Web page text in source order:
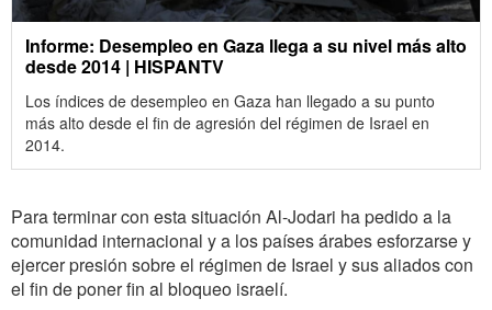
Informe: Desempleo en Gaza llega a su nivel más alto
desde 2014 | HISPANTV
Los índices de desempleo en Gaza han llegado a su punto
más alto desde el fin de agresión del régimen de Israel en
2014.
Para terminar con esta situación Al-Jodari ha pedido a la
comunidad internacional y a los países árabes esforzarse y
ejercer presión sobre el régimen de Israel y sus aliados con
el fin de poner fin al bloqueo israelí.